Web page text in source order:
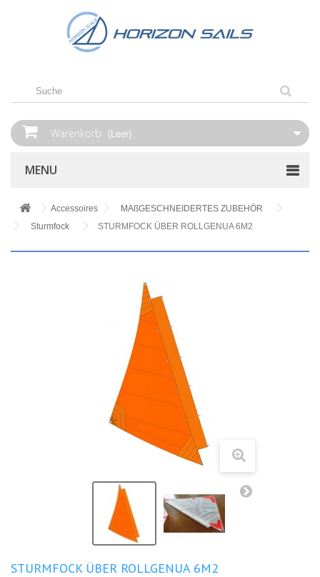
Warenkorb (Leer)
MENU
Accessoires
MAßGESCHNEIDERTES ZUBEHÖR
Sturmfock
STURMFOCK ÜBER ROLLGENUA 6M2
STURMFOCK ÜBER ROLLGENUA 6M2